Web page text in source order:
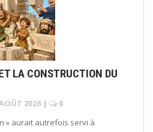
LA CONSTRUCTION DU
2026 |
0
» aurait autrefois servi à